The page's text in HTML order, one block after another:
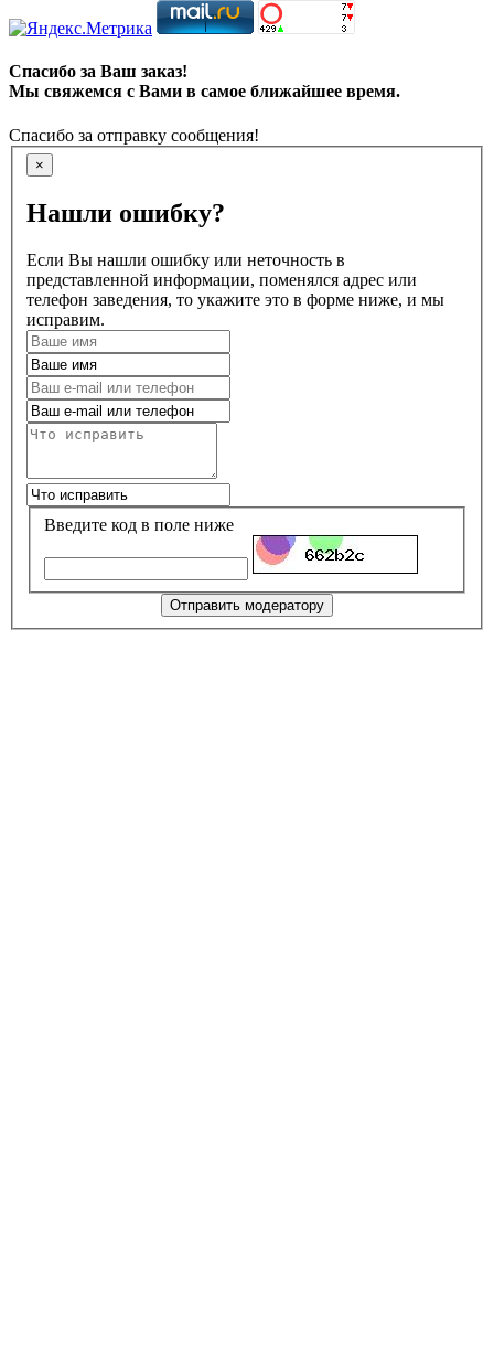
Спасибо за Ваш заказ!
Мы свяжемся с Вами в самое ближайшее время.
Спасибо за отправку сообщения!
×
Нашли ошибку?
Если Вы нашли ошибку или неточность в
представленной информации, поменялся адрес или
телефон заведения, то укажите это в форме ниже, и мы
исправим.
Введите код в поле ниже
Отправить модератору